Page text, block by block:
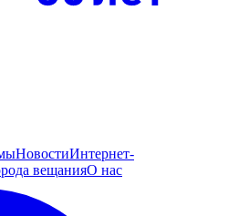
НовостиИнтернет-
вещанияО нас